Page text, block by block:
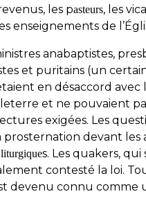
les pasteurs, les
enseignements de
anabaptistes,
et puritains (un
en désaccord
et ne pouvaient
exigées. Les
devant les
s. Les quakers,
contesté la loi.
devenu connu